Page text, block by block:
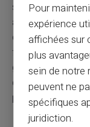
solutions pour
allant descartes
desnéobanques
flexibilité et
gestion
qui cherchent à
paiement sans
Pour
expérience
affichées sur
plus
sein de notre
peuvent ne
spécifiques
juridiction.